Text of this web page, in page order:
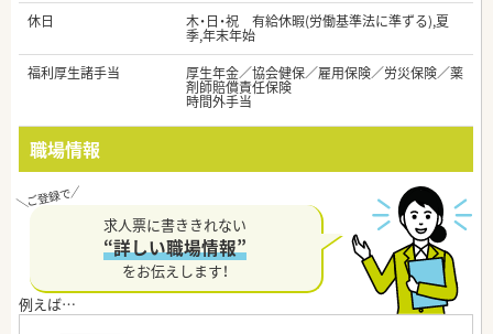
休日
木・日・祝 有給休暇(労働基準法に準ずる),夏
季,年末年始
福利厚生諸手当
厚生年金／協会健保／雇用保険／労災保険／薬
剤師賠償責任保険
時間外手当
職場情報
求人票に書ききれない
“詳しい職場情報”
をお伝えします！